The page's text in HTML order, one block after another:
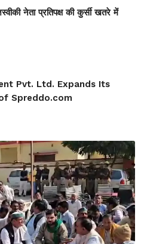
नेता प्रतिपक्ष की कुर्सी खतरे में
Pvt. Ltd. Expands Its
Spreddo.com